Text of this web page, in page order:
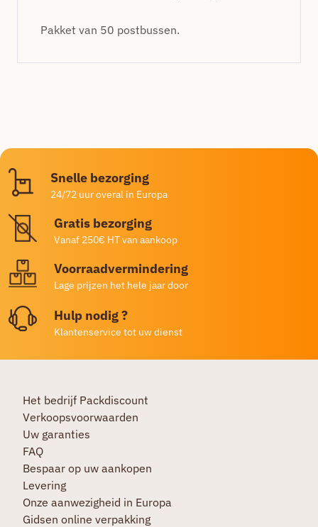
Pakket van 50 postbussen.
Snelle bezorging
24/72 uur overal in Europa
Gratis bezorging
Vanaf 250€ HT van aankoop
Voorraadvermindering
Lage prijzen het hele jaar door
Hulp nodig ?
Klantenservice tot uw dienst
Het bedrijf Packdiscount
Verkoopsvoorwaarden
Uw garanties
FAQ
Bespaar op uw aankopen
Levering
Onze aanwezigheid in Europa
Gidsen online verpakking